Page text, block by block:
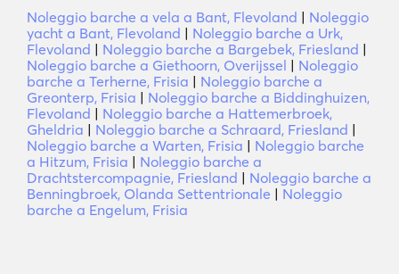
Noleggio barche a vela a Bant, Flevoland | Noleggio
yacht a Bant, Flevoland | Noleggio barche a Urk,
Flevoland | Noleggio barche a Bargebek, Friesland |
Noleggio barche a Giethoorn, Overijssel | Noleggio
barche a Terherne, Frisia | Noleggio barche a
Greonterp, Frisia | Noleggio barche a Biddinghuizen,
Flevoland | Noleggio barche a Hattemerbroek,
Gheldria | Noleggio barche a Schraard, Friesland |
Noleggio barche a Warten, Frisia | Noleggio barche
a Hitzum, Frisia | Noleggio barche a
Drachtstercompagnie, Friesland | Noleggio barche a
Benningbroek, Olanda Settentrionale | Noleggio
barche a Engelum, Frisia